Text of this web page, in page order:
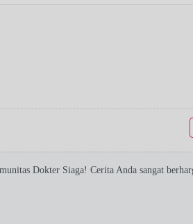
Dokter Siaga! Cerita Anda sangat